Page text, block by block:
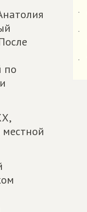
по
˙
˙
˙